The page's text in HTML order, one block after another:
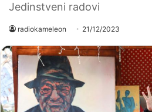
Jedinstveni radovi
radiokameleon 21/12/2023